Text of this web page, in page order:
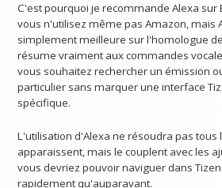
C'est pourquoi je recommande Alexa sur
vous n'utilisez même pas Amazon, mais
simplement meilleure sur l'homologue
résume vraiment aux commandes
vous souhaitez rechercher un émission
particulier sans marquer une interface
spécifique.
L'utilisation d'Alexa ne résoudra pas tous
apparaissent, mais le couplent avec les
vous devriez pouvoir naviguer dans
rapidement qu'auparavant.